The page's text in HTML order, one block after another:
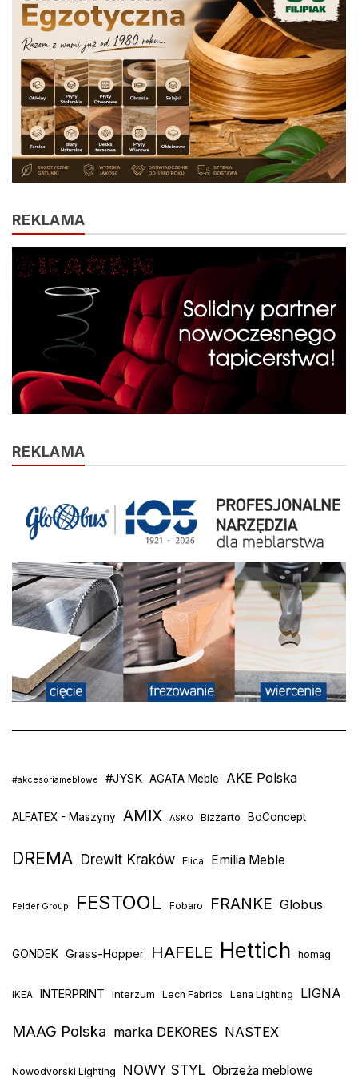
REKLAMA
REKLAMA
#akcesoriameblowe #JYSK AGATA Meble AKE Polska
ALFATEX - Maszyny AMIX ASKO Bizzarto BoConcept
DREMA Drewit Kraków Elica Emilia Meble
Felder Group FESTOOL Fobaro FRANKE Globus
GONDEK Grass-Hopper HAFELE Hettich homag
IKEA INTERPRINT Interzum Lech Fabrics Lena Lighting LIGNA
MAAG Polska marka DEKORES NASTEX
Nowodvorski Lighting NOWY STYL Obrzeża meblowe